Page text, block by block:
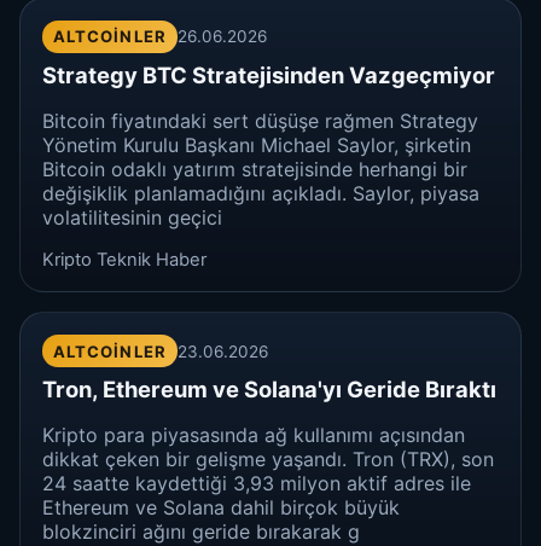
ALTCOINLER 26.06.2026
Strategy BTC Stratejisinden Vazgeçmiyor
Bitcoin fiyatındaki sert düşüşe rağmen Strategy
Yönetim Kurulu Başkanı Michael Saylor, şirketin
Bitcoin odaklı yatırım stratejisinde herhangi bir
değişiklik planlamadığını açıkladı. Saylor, piyasa
volatilitesinin geçici
Kripto Teknik Haber
ALTCOINLER 23.06.2026
Tron, Ethereum ve Solana'yı Geride Bıraktı
Kripto para piyasasında ağ kullanımı açısından
dikkat çeken bir gelişme yaşandı. Tron (TRX), son
24 saatte kaydettiği 3,93 milyon aktif adres ile
Ethereum ve Solana dahil birçok büyük
blokzinciri ağını geride bırakarak g